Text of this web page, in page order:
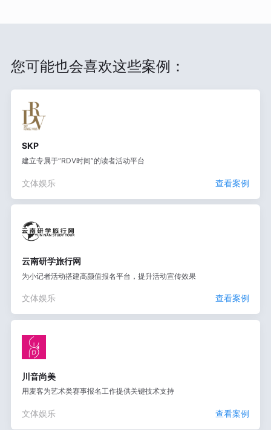
您可能也会喜欢这些案例：
SKP
建立专属于“RDV时间”的读者活动平台
文体娱乐 查看案例
云南研学旅行网
为小记者活动搭建高颜值报名平台，提升活动宣传效果
文体娱乐 查看案例
川音尚美
用麦客为艺术类赛事报名工作提供关键技术支持
文体娱乐 查看案例